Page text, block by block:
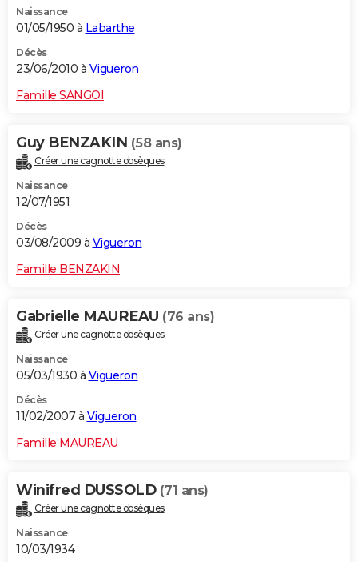
Naissance
01/05/1950 à Labarthe
Décès
23/06/2010 à Vigueron
Famille SANGOI
Guy BENZAKIN (58 ans)
Créer une cagnotte obsèques
Naissance
12/07/1951
Décès
03/08/2009 à Vigueron
Famille BENZAKIN
Gabrielle MAUREAU (76 ans)
Créer une cagnotte obsèques
Naissance
05/03/1930 à Vigueron
Décès
11/02/2007 à Vigueron
Famille MAUREAU
Winifred DUSSOLD (71 ans)
Créer une cagnotte obsèques
Naissance
10/03/1934